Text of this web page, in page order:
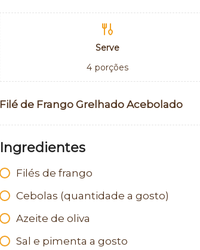
Serve
4 porções
Filé de Frango Grelhado Acebolado
Ingredientes
Filés de frango
Cebolas (quantidade a gosto)
Azeite de oliva
Sal e pimenta a gosto